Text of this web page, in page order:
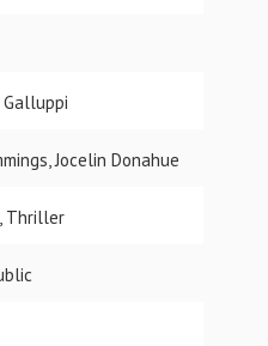
Galluppi
Jocelin Donahue
Thriller